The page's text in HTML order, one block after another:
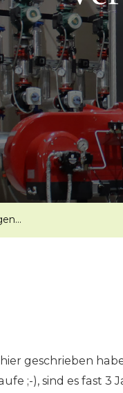
geschrieben
;-), sind es fast 3